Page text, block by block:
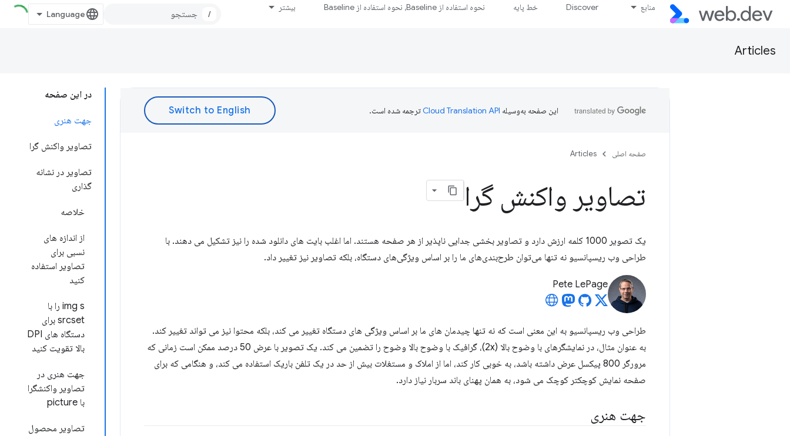
منابع Discover خط پایه نحوه استفاده از Baseline، نحوه استفاده از Baseline بیشتر
/
Articles
در این صفحه
جهت هنری
تصاویر واکنش گرا
تصاویر در نشانه
گذاری
خلاصه
از اندازه های
نسبی برای
تصاویر استفاده
کنید
img s را با
srcset برای
دستگاه های DPI
بالا تقویت کنید
جهت هنری در
تصاویر واکنشگرا
با picture
تصاویر محصول
این صفحه به‌وسیله ترجمه شده است.
صفحه اصلی Articles
تصاویر واکنش گرا
یک تصویر 1000 کلمه ارزش دارد و تصاویر بخشی جدایی ناپذیر از هر صفحه هستند. اما اغلب بایت های دانلود شده را نیز تشکیل می دهند. با
طراحی وب ریسپانسیو نه تنها می‌توان طرح‌بندی‌های ما را بر اساس ویژگی‌های دستگاه، بلکه تصاویر نیز تغییر داد.
Pete LePage
طراحی وب ریسپانسیو به این معنی است که نه تنها چیدمان های ما بر اساس ویژگی های دستگاه تغییر می کند، بلکه محتوا نیز می تواند تغییر کند.
به عنوان مثال، در نمایشگرهای با وضوح بالا (2x)، گرافیک با وضوح بالا وضوح را تضمین می کند. یک تصویر با عرض 50 درصد ممکن است زمانی که
مرورگر 800 پیکسل عرض داشته باشد، به خوبی کار کند، اما از املاک و مستغلات بیش از حد در یک تلفن باریک استفاده می کند، و هنگامی که برای
صفحه نمایش کوچکتر کوچک می شود، به همان پهنای باند سربار نیاز دارد.
جهت هنری